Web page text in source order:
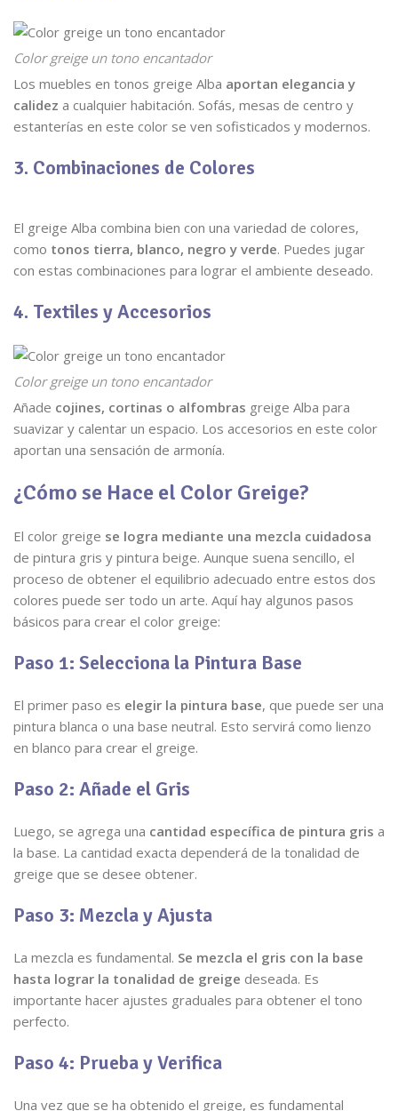
Color greige un tono encantador
Los muebles en tonos greige Alba aportan elegancia y
calidez a cualquier habitación. Sofás, mesas de centro y
estanterías en este color se ven sofisticados y modernos.
3. Combinaciones de Colores
El greige Alba combina bien con una variedad de colores,
como tonos tierra, blanco, negro y verde. Puedes jugar
con estas combinaciones para lograr el ambiente deseado.
4. Textiles y Accesorios
Color greige un tono encantador
Añade cojines, cortinas o alfombras greige Alba para
suavizar y calentar un espacio. Los accesorios en este color
aportan una sensación de armonía.
¿Cómo se Hace el Color Greige?
El color greige se logra mediante una mezcla cuidadosa
de pintura gris y pintura beige. Aunque suena sencillo, el
proceso de obtener el equilibrio adecuado entre estos dos
colores puede ser todo un arte. Aquí hay algunos pasos
básicos para crear el color greige:
Paso 1: Selecciona la Pintura Base
El primer paso es elegir la pintura base, que puede ser una
pintura blanca o una base neutral. Esto servirá como lienzo
en blanco para crear el greige.
Paso 2: Añade el Gris
Luego, se agrega una cantidad específica de pintura gris a
la base. La cantidad exacta dependerá de la tonalidad de
greige que se desee obtener.
Paso 3: Mezcla y Ajusta
La mezcla es fundamental. Se mezcla el gris con la base
hasta lograr la tonalidad de greige deseada. Es
importante hacer ajustes graduales para obtener el tono
perfecto.
Paso 4: Prueba y Verifica
Una vez que se ha obtenido el greige, es fundamental